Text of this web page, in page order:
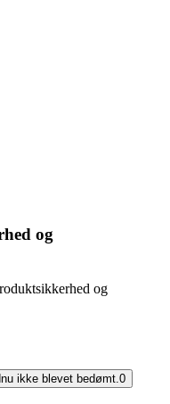
og
og
ikke blevet bedømt. 0